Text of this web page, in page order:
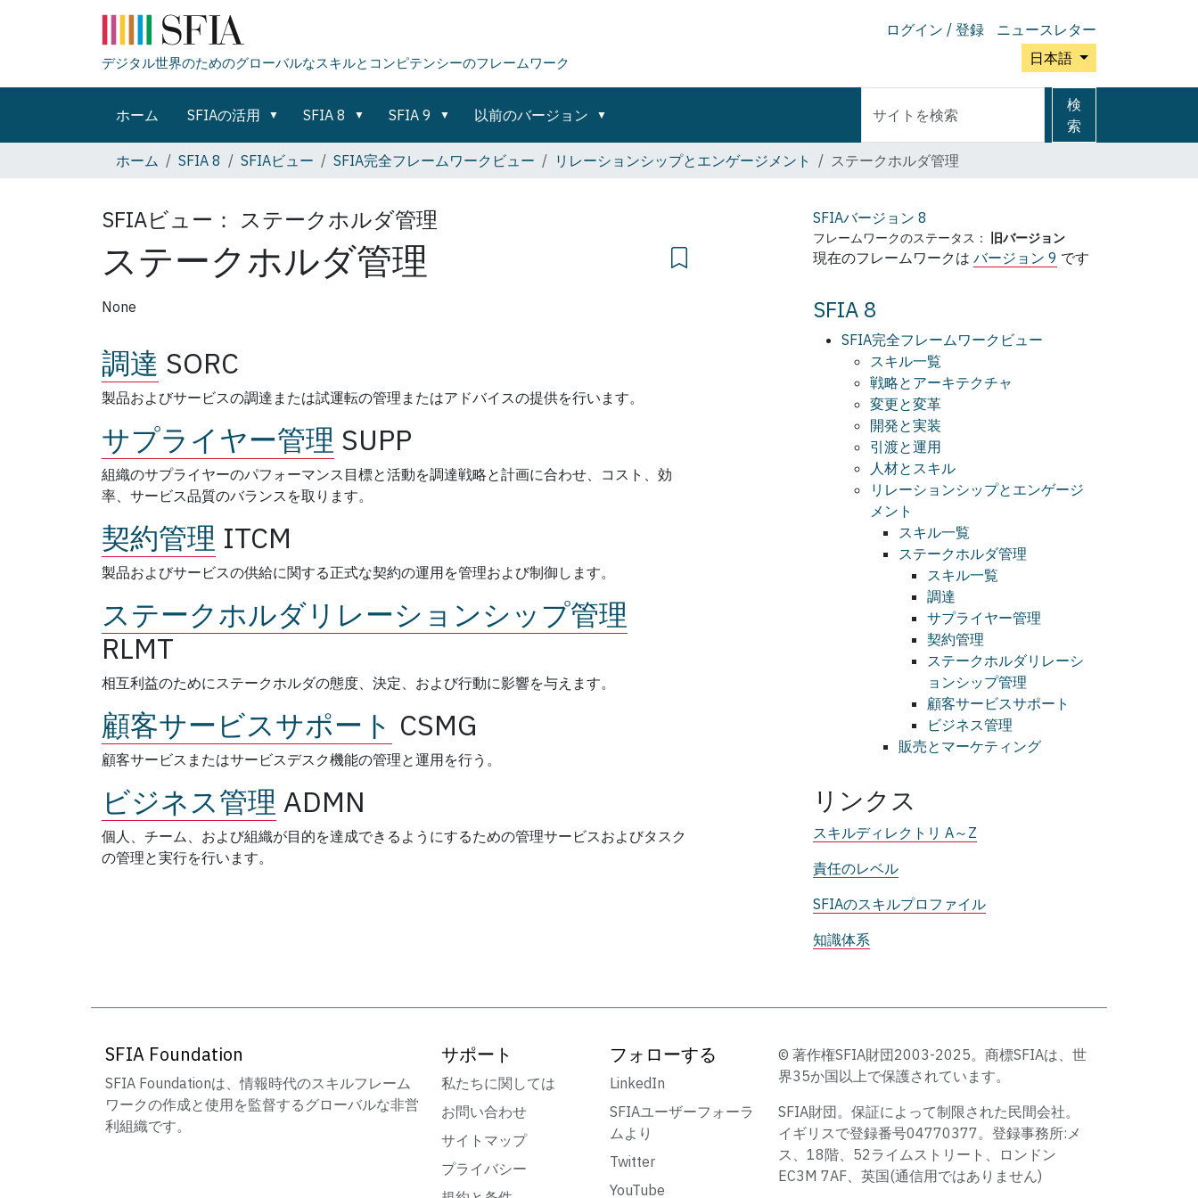
ログイン / 登録
ニュースレター
日本語
デジタル世界のためのグローバルなスキルとコンピテンシーのフレームワーク
ホーム SFIAの活用 SFIA 8 SFIA 9 以前のバージョン
イ
ト
を
検
索
細
検
索
ホーム SFIA 8 SFIAビュー SFIA完全フレームワークビュー リレーションシップとエンゲージメント ステークホルダ管理
SFIAビュー： ステークホルダ管理
ステークホルダ管理
None
調達 SORC
製品およびサービスの調達または試運転の管理またはアドバイスの提供を行います。
サプライヤー管理 SUPP
組織のサプライヤーのパフォーマンス目標と活動を調達戦略と計画に合わせ、コスト、効
率、サービス品質のバランスを取ります。
契約管理 ITCM
製品およびサービスの供給に関する正式な契約の運用を管理および制御します。
ステークホルダリレーションシップ管理
RLMT
相互利益のためにステークホルダの態度、決定、および行動に影響を与えます。
顧客サービスサポート CSMG
顧客サービスまたはサービスデスク機能の管理と運用を行う。
ビジネス管理 ADMN
個人、チーム、および組織が目的を達成できるようにするための管理サービスおよびタスク
の管理と実行を行います。
SFIAバージョン 8
フレームワークのステータス： 旧バージョン
現在のフレームワークは バージョン 9 です
SFIA 8
SFIA完全フレームワークビュー
スキル一覧
戦略とアーキテクチャ
変更と変革
開発と実装
引渡と運用
人材とスキル
リレーションシップとエンゲージ
メント
スキル一覧
ステークホルダ管理
スキル一覧
調達
サプライヤー管理
契約管理
ステークホルダリレーシ
ョンシップ管理
顧客サービスサポート
ビジネス管理
販売とマーケティング
リンクス
スキルディレクトリ A～Z
責任のレベル
SFIAのスキルプロファイル
知識体系
SFIA Foundation
SFIA Foundationは、情報時代のスキルフレーム
ワークの作成と使用を監督するグローバルな非営
利組織です。
サポート
私たちに関しては
お問い合わせ
サイトマップ
プライバシー
フォローする
LinkedIn
SFIAユーザーフォーラ
ムより
Twitter
YouTube
© 著作権SFIA財団2003-2025。商標SFIAは、世
界35か国以上で保護されています。
SFIA財団。保証によって制限された民間会社。
イギリスで登録番号04770377。登録事務所:メ
ス、18階、52ライムストリート、ロンドン
EC3M 7AF、英国(通信用ではありません)